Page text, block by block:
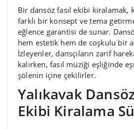
Bir dansöz fasıl ekibi kiralamak,
farklı bir konsept ve tema
eğlence garantisi de sunar.
hem estetik hem de coşkulu bir
İzleyenler, dansçıların zarif
kalırken, fasıl müziği eşliğinde
şölenin içine çekilirler.
Yalıkavak
Ekibi Kiralama